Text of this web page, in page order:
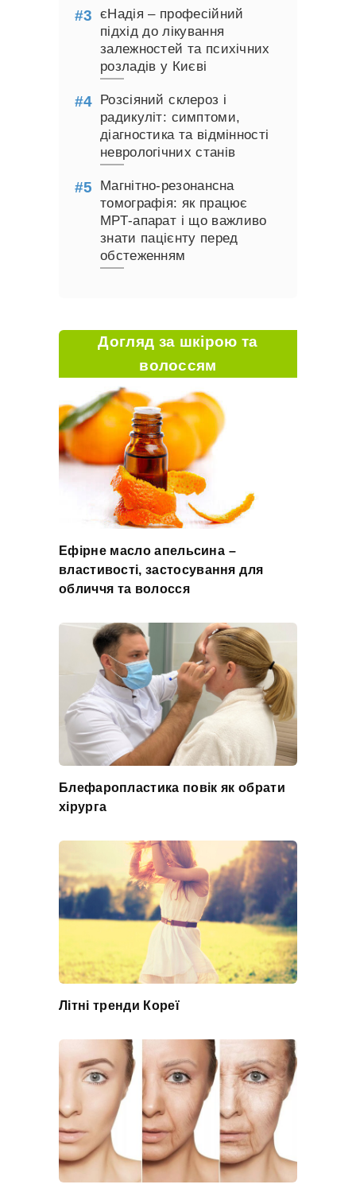
єНадія – професійний
підхід до лікування
залежностей та психічних
розладів у Києві
Розсіяний склероз і
радикуліт: симптоми,
діагностика та відмінності
неврологічних станів
Магнітно-резонансна
томографія: як працює
МРТ-апарат і що важливо
знати пацієнту перед
обстеженням
Догляд за шкірою та
волоссям
Ефірне масло апельсина –
властивості, застосування для
обличчя та волосся
Блефаропластика повік як обрати
хірурга
Літні тренди Кореї